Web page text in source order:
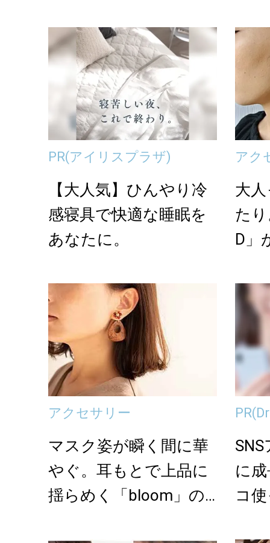
PR(アイリスプラザ)
【大人気】ひんやり冷
感寝具で快適な睡眠を
あなたに。
アク
大
たり
D」
アクセサリー
マスク姿が瞬く間に華
やぐ。耳もとで上品に
揺らめく「bloom」の
PR
に
コ